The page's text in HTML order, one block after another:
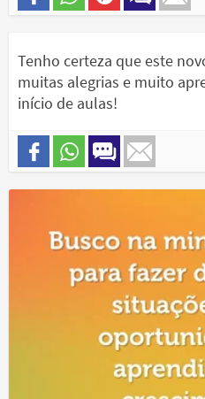
Tenho certeza que este
muitas alegrias e muito
início de aulas!